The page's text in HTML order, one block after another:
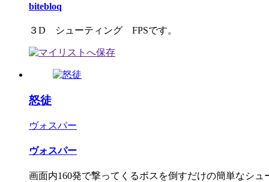
bitebloq
３D シューティング FPSです。
怒徒
ヴォスパー
ヴォスパー
画面内160発で撃ってくるボスを倒すだけの簡単なシュ